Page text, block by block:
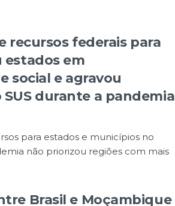
recursos federais para
estados em
social e agravou
durante a pandemia
para estados e municípios no
não priorizou regiões com mais
Brasil e Moçambique